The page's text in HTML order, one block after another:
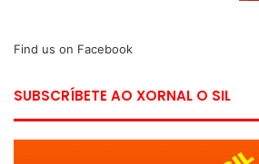
Find us on Facebook
SUBSCRÍBETE AO XORNAL O SIL